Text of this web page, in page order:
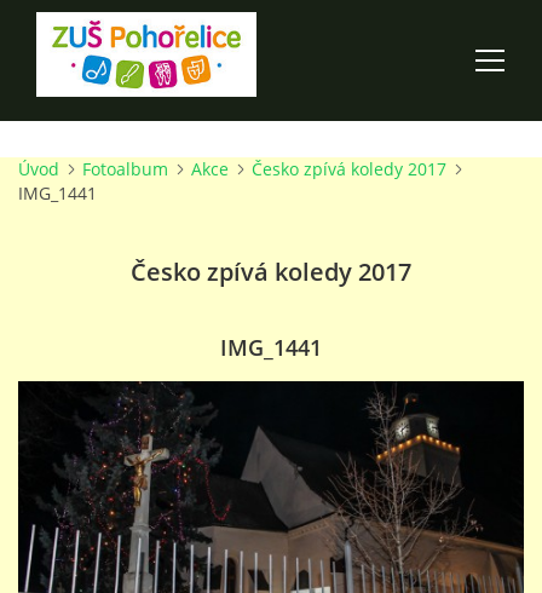
ÚVOD
PRO RODIČE
TALENTOVÉ ZKOUŠKY
Úvod Fotoalbum Akce
Česko zpívá koledy 2017
IMG_1441
Česko zpívá koledy 2017
IMG_1441